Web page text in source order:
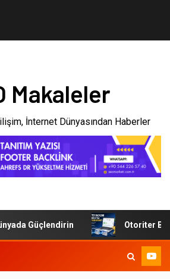
Makaleler
İnternet Dünyasından Haberler
Güçlendirin Otoriter